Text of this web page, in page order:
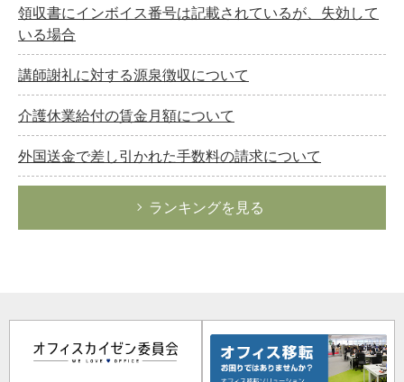
領収書にインボイス番号は記載されているが、失効して
いる場合
講師謝礼に対する源泉徴収について
介護休業給付の賃金月額について
外国送金で差し引かれた手数料の請求について
ランキングを見る